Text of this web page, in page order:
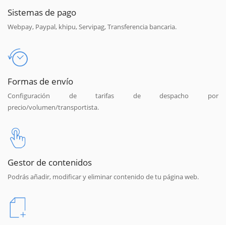
Sistemas de pago
Webpay, Paypal, khipu, Servipag, Transferencia bancaria.
Formas de envío
Configuración de tarifas de despacho por
precio/volumen/transportista.
Gestor de contenidos
Podrás añadir, modificar y eliminar contenido de tu página web.